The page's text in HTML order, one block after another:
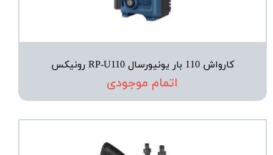
کارواش 110 بار یونیورسال RP-U110 رونیکس
اتمام موجودی